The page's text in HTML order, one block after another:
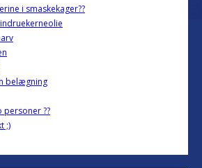
i smaskekager??
belægning
??
;)